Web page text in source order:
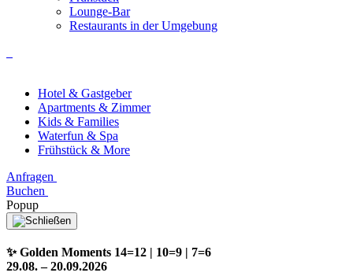
Lounge-Bar
Restaurants in der Umgebung
Hotel & Gastgeber
Apartments & Zimmer
Kids & Families
Waterfun & Spa
Frühstück & More
Anfragen
Buchen
Popup
✨ Golden Moments 14=12 | 10=9 | 7=6
29.08. – 20.09.2026